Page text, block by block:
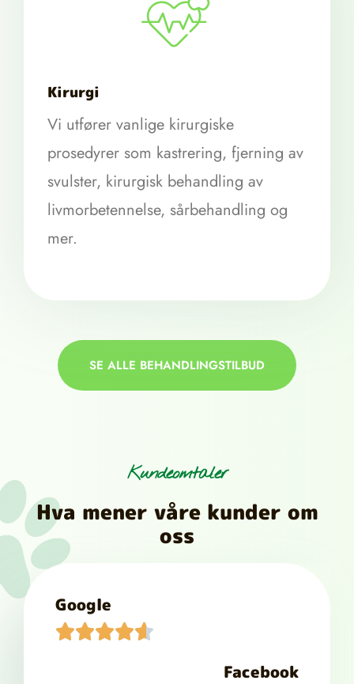
Kirurgi
Vi utfører vanlige kirurgiske
prosedyrer som kastrering, fjerning av
svulster, kirurgisk behandling av
livmorbetennelse, sårbehandling og
mer.
SE ALLE BEHANDLINGSTILBUD
Kundeomtaler
Hva mener våre kunder om
oss
Google

Facebook